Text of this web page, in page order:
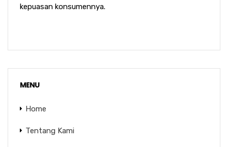
kepuasan konsumennya.
MENU
Home
Tentang Kami